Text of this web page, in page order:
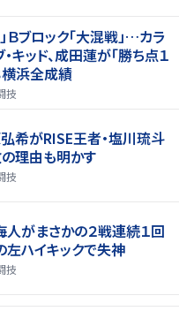
Ｂブロック「大混戦」…カラ
キッド、成田蓮が「勝ち点１
横浜全成績
技
弘希がRISE王者・塩川琉斗
の理由も明かす
技
人がまさかの２戦連続１回
左ハイキックで失神
技